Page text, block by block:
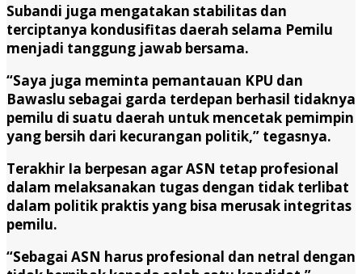
Subandi juga mengatakan stabilitas dan
terciptanya kondusifitas daerah selama Pemilu
menjadi tanggung jawab bersama.
“Saya juga meminta pemantauan KPU dan
Bawaslu sebagai garda terdepan berhasil tidaknya
pemilu di suatu daerah untuk mencetak pemimpin
yang bersih dari kecurangan politik,” tegasnya.
Terakhir Ia berpesan agar ASN tetap profesional
dalam melaksanakan tugas dengan tidak terlibat
dalam politik praktis yang bisa merusak integritas
pemilu.
“Sebagai ASN harus profesional dan netral dengan